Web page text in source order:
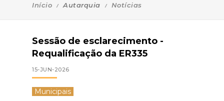
Início Autarquia Notícias
Sessão de esclarecimento -
Requalificação da ER335
15-JUN-2026
Municipais